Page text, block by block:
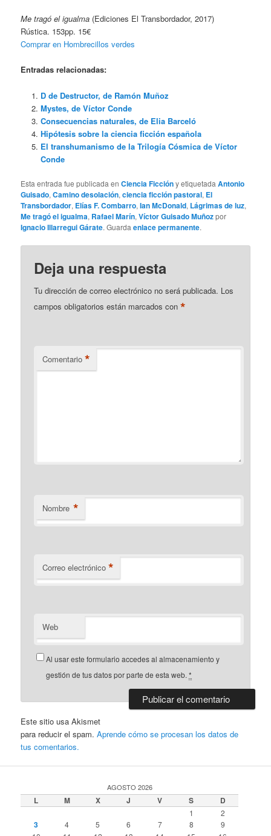
Me tragó el igualma (Ediciones El Transbordador, 2017)
Rústica. 153pp. 15€
Comprar en Hombrecillos verdes
Entradas relacionadas:
D de Destructor, de Ramón Muñoz
Mystes, de Víctor Conde
Consecuencias naturales, de Elia Barceló
Hipótesis sobre la ciencia ficción española
El transhumanismo de la Trilogía Cósmica de Víctor
Conde
Esta entrada fue publicada enCiencia Ficcióny etiquetadaAntonio
Guisado,Camino desolación,ciencia ficción pastoral, El
Transbordador, Elías F. Combarro,Ian McDonald, Lágrimas de luz,
Me tragó el igualma, Rafael Marín,Víctor Guisado Muñozpor
Ignacio Illarregui Gárate. Guardaenlace permanente.
Deja una respuesta
Tu dirección de correo electrónico no será publicada. Los
campos obligatorios están marcados con*
Comentario *
Nombre *
Correo electrónico *
Web
Al usar este formulario accedes al almacenamiento y
gestión de tus datos por parte de esta web.*
Este sitio usa Akismet
para reducir el spam.Aprende cómo se procesan los datos de
tus comentarios.
AGOSTO 2026
L M X J V S D
1 2
3 4 5 6 7 8
9